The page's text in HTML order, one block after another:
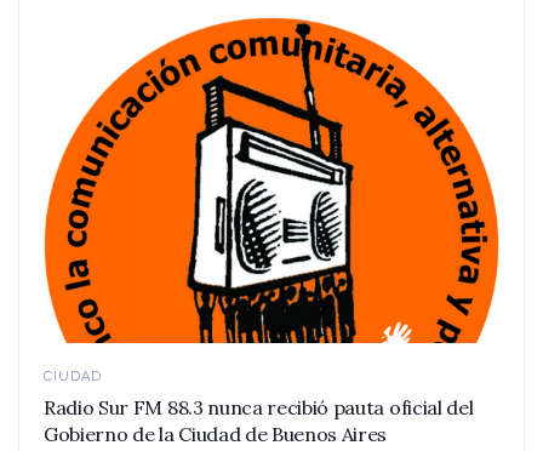
CIUDAD
Radio Sur FM 88.3 nunca recibió pauta oficial del
Gobierno de la Ciudad de Buenos Aires